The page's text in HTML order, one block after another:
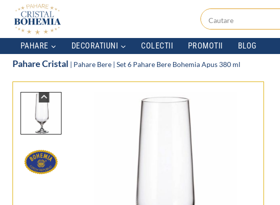
content
PAHARE DECORATIUNI COLECTII PROMOTII BLOG
Pahare Cristal | Pahare Bere | Set 6 Pahare Bere Bohemia Apus 380 ml